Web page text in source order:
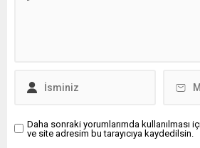
Daha sonraki yorumlarımda kullanılması
ve site adresim bu tarayıcıya kaydedilsin.